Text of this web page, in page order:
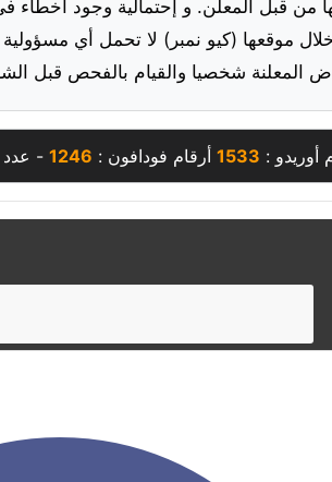
قبل المعلن. و إحتمالية وجود أخطاء
موقعها (كيو نمبر) لا تحمل أي
أوريدو : 1533 أرقام فودافون : 1246 - عدد